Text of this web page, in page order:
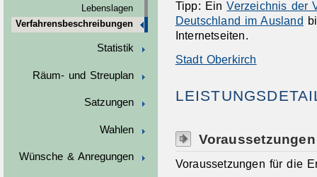
Lebenslagen
Verfahrensbeschreibungen
Statistik
Räum- und Streuplan
Satzungen
Wahlen
Wünsche & Anregungen
Tipp: EinVerzeichnis der
Deutschland im Ausland
Internetseiten.
Stadt Oberkirch
Voraussetzungen
Voraussetzungen für die